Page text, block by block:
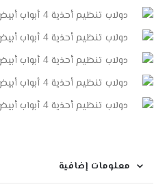
معلومات إضافية